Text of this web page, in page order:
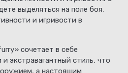
выделяться на поле боя,
и игривости в
сочетает в себе
и экстравагантный стиль, что
а настоящим